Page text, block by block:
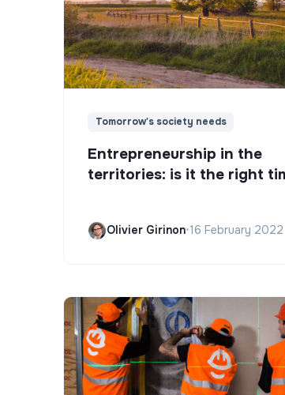
Tomorrow's society needs
Entrepreneurship in the
territories: is it the right
Olivier Girinon•16 February 2022